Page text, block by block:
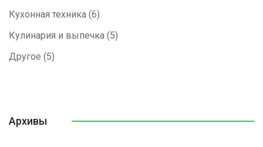
Кухонная техника (6)
Кулинария и выпечка (5)
Другое (5)
Архивы